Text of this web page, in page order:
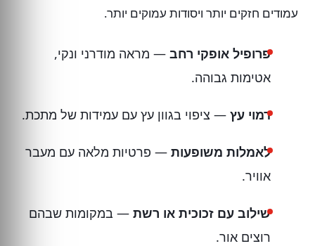
עמודים חזקים יותר ויסודות עמוקים יותר.
פרופיל אופקי רחב — מראה מודרני ונקי,
אטימות גבוהה.
דמוי עץ — ציפוי בגוון עץ עם עמידות של מתכת.
לאמלות משופעות — פרטיות מלאה עם מעבר
אוויר.
שילוב עם זכוכית או רשת — במקומות שבהם
רוצים אור.